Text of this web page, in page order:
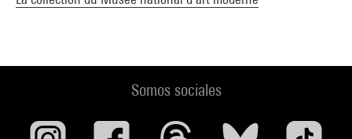
Somos sociales